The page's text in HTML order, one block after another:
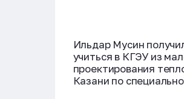
Ильдар Мусин
учиться в КГЭУ из
проектирования
Казани по